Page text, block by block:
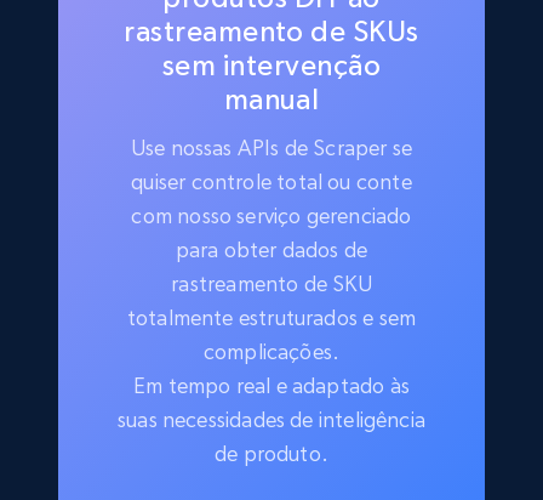
rastreamento de SKUs
sem intervenção
manual
Use nossas APIs de Scraper se
quiser controle total ou conte
com nosso serviço gerenciado
para obter dados de
rastreamento de SKU
totalmente estruturados e sem
complicações.
Em tempo real e adaptado às
suas necessidades de inteligência
de produto.